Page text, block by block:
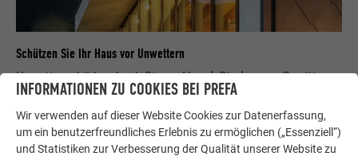
Schützen Sie Ihr Haus vor Unwettern
Unwetterschäden durch Sturm, Hagel, Starkregen, Gewitter,
Hochwasser oder Schneelast bedeuten ein hohes
finanzielles Risiko. Wie Sie Ihre vier Wände vor den Launen
der Natur schützen.
INFORMATIONEN ZU COOKIES BEI PREFA
Wir verwenden auf dieser Website Cookies zur Datenerfassung,
um ein benutzerfreundliches Erlebnis zu ermöglichen („Essenziell“)
und Statistiken zur Verbesserung der Qualität unserer Website zu